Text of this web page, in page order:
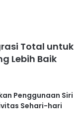
Total untuk
Lebih Baik
Penggunaan Siri
Sehari-hari